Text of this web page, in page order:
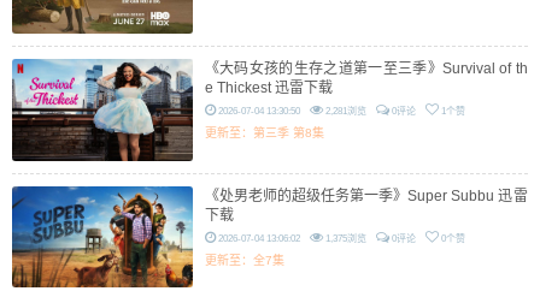
《大码女孩的生存之道第一至三季》Survival of th
e Thickest 迅雷下载
2026-07-04 13:30:50 2,281浏览 0评论 1个赞
更新至：第三季 第8集
《处男老师的超级任务第一季》Super Subbu 迅雷
下载
2026-07-04 13:06:02 1,375浏览 0评论 0个赞
更新至：全7集